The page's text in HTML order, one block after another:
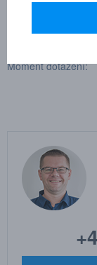
Průtok se měří při
Doporučená
Moment